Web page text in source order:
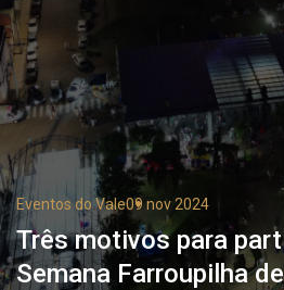
Eventos do Vale09 nov 2024
Três motivos para
Semana Farroupilha